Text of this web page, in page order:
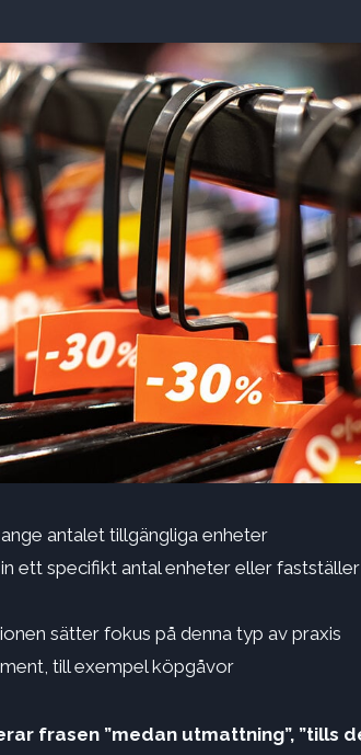
antalet tillgängliga enheter
ett specifikt antal enheter eller
sätter fokus på denna typ av praxis
till exempel köpgåvor
frasen ”medan utmattning”, ”tills